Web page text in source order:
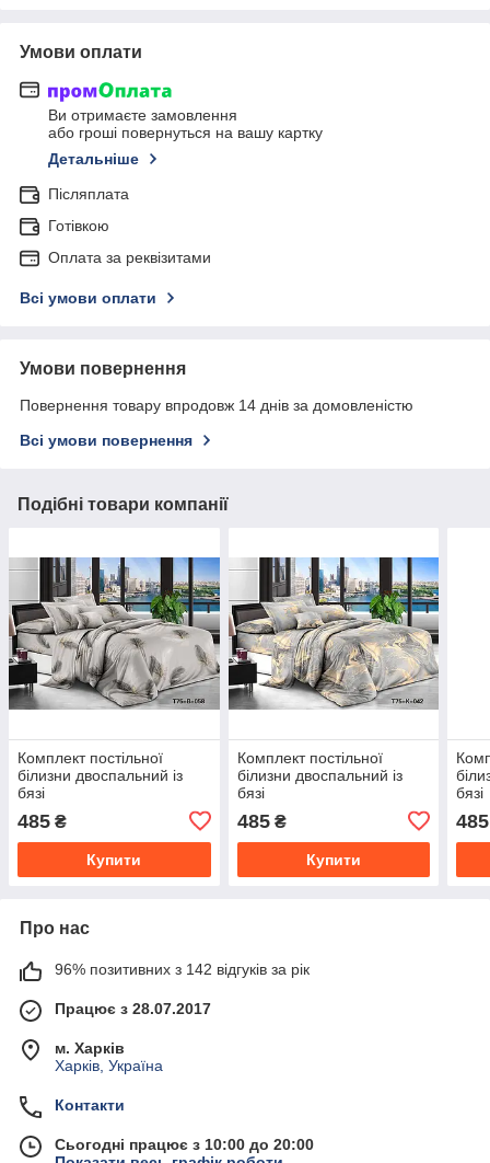
Умови оплати
Ви отримаєте замовлення
або гроші повернуться на вашу картку
Детальніше
Післяплата
Готівкою
Оплата за реквізитами
Всі умови оплати
Умови повернення
Повернення товару впродовж 14 днів за домовленістю
Всі умови повернення
Подібні товари компанії
Комплект постільної
білизни двоспальний із
бязі
485 ₴
Купити
Комплект постільної
білизни двоспальний із
бязі
485₴
Купити
бязі
485
Про нас
96% позитивних з 142 відгуків за рік
Працює з 28.07.2017
м. Харків
Харків, Україна
Контакти
Сьогодні працює з 10:00 до 20:00